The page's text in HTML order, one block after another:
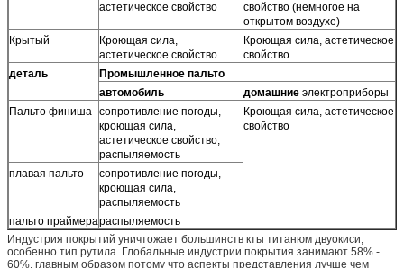
астетическое свойство
свойство (немногое на
открытом воздухе)
Крытый
Кроющая сила,
астетическое свойство
Кроющая сила, астетическое
свойство
деталь
Промышленное пальто
автомобиль
домашние электроприборы
Пальто финиша сопротивление погоды,
кроющая сила,
астетическое свойство,
распыляемость
Кроющая сила, астетическое
свойство
плавая пальто
сопротивление погоды,
кроющая сила,
распыляемость
пальто праймерараспыляемость
Индустрия покрытий уничтожает большинств кты титанюм двуокиси,
особенно тип рутила. Глобальные индустрии покрытия занимают 58% -
60%, главным образом потому что аспекты представления лучше чем